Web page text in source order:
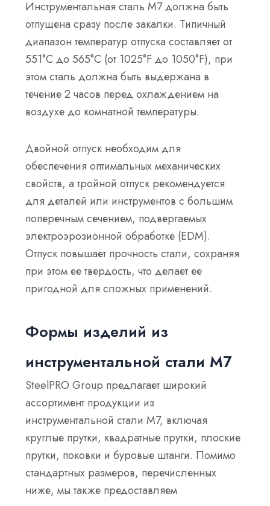
Инструментальная сталь M7 должна быть
отпущена сразу после закалки. Типичный
диапазон температур отпуска составляет от
551°C до 565°C (от 1025°F до 1050°F), при
этом сталь должна быть выдержана в
течение 2 часов перед охлаждением на
воздухе до комнатной температуры.
Двойной отпуск необходим для
обеспечения оптимальных механических
свойств, а тройной отпуск рекомендуется
для деталей или инструментов с большим
поперечным сечением, подвергаемых
электроэрозионной обработке (EDM).
Отпуск повышает прочность стали, сохраняя
при этом ее твердость, что делает ее
пригодной для сложных применений.
Формы изделий из
инструментальной стали М7
SteelPRO Group предлагает широкий
ассортимент продукции из
инструментальной стали M7, включая
круглые прутки, квадратные прутки, плоские
прутки, поковки и буровые штанги. Помимо
стандартных размеров, перечисленных
ниже, мы также предоставляем